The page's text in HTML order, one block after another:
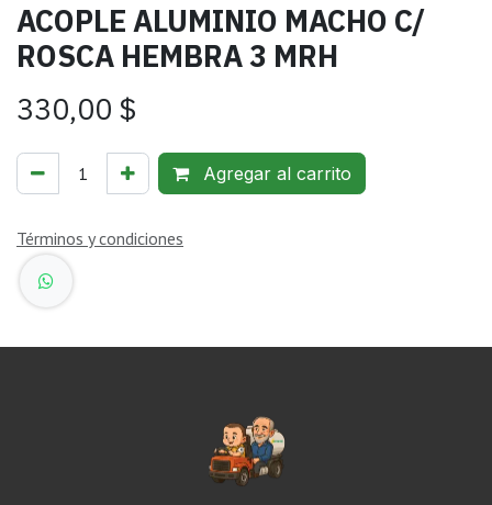
ACOPLE ALUMINIO MACHO C/
ROSCA HEMBRA 3 MRH
330,00 $
Agregar al carrito
Términos y condiciones